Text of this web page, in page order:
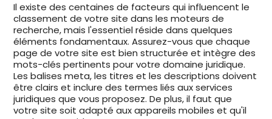
Il existe des centaines de facteurs qui influencent le
classement de votre site dans les moteurs de
recherche, mais l'essentiel réside dans quelques
éléments fondamentaux. Assurez-vous que chaque
page de votre site est bien structurée et intègre des
mots-clés pertinents pour votre domaine juridique.
Les balises meta, les titres et les descriptions doivent
être clairs et inclure des termes liés aux services
juridiques que vous proposez. De plus, il faut que
votre site soit adapté aux appareils mobiles et qu'il